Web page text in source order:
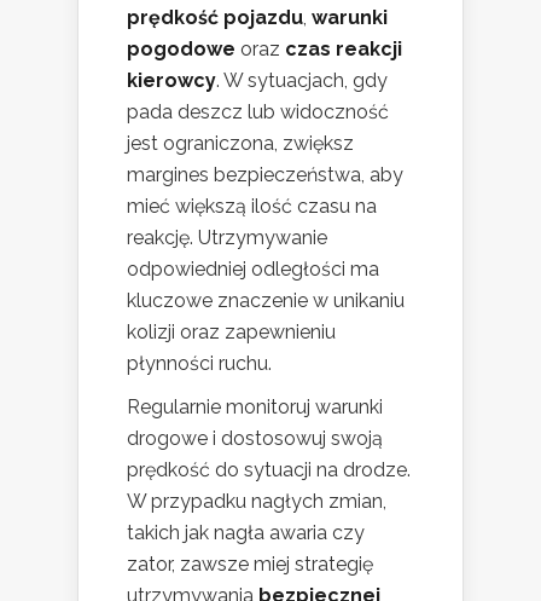
prędkość pojazdu warunki
pogodowe oraz czas reakcji
kierowcy. W sytuacjach, gdy
pada deszcz lub widoczność
jest ograniczona, zwiększ
margines bezpieczeństwa, aby
mieć większą ilość czasu na
reakcję. Utrzymywanie
odpowiedniej odległości ma
kluczowe znaczenie w unikaniu
kolizji oraz zapewnieniu
płynności ruchu.
Regularnie monitoruj warunki
drogowe i dostosowuj swoją
prędkość do sytuacji na drodze.
W przypadku nagłych zmian,
takich jak nagła awaria czy
zator, zawsze miej strategię
utrzymywania bezpiecznej